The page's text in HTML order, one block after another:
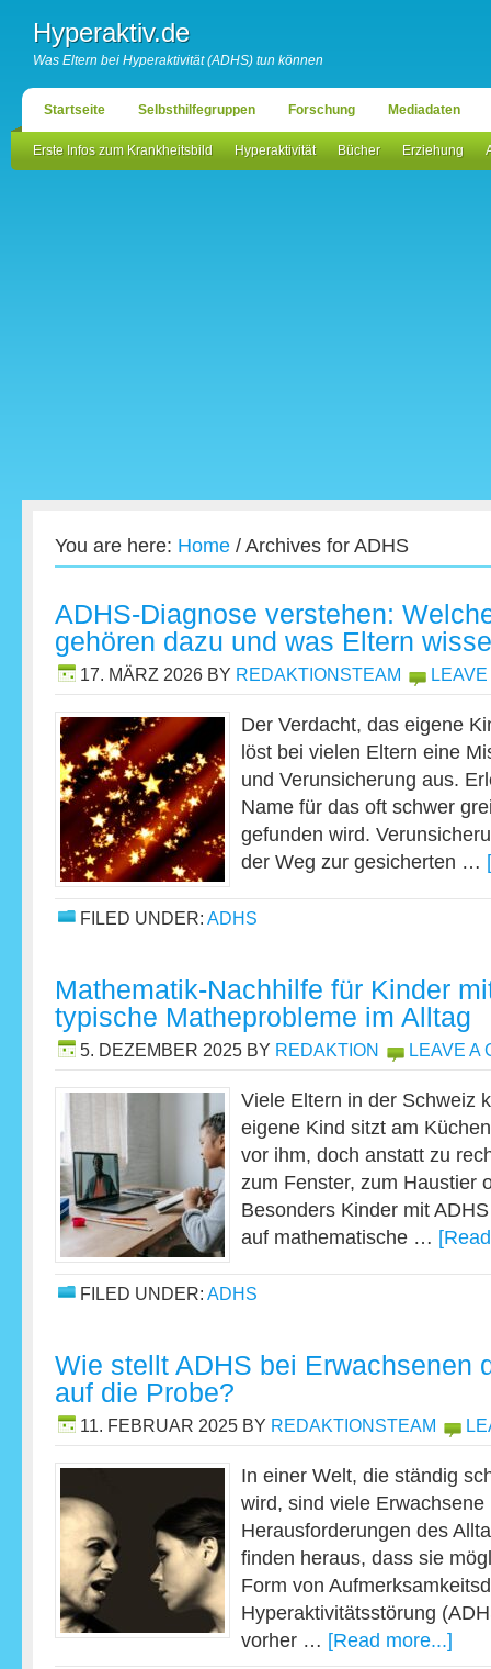
Hyperaktiv.de
Was Eltern bei Hyperaktivität (ADHS) tun können
Startseite Selbsthilfegruppen Forschung Mediadaten
Erste Infos zum Krankheitsbild Hyperaktivität Bücher Erziehung
You are here: Home / Archives for ADHS
ADHS-Diagnose verstehen:
gehören dazu und was Eltern
17. MÄRZ 2026 BY REDAKTIONSTEAM
Der Verdacht, das eigene
löst bei vielen Eltern eine
und Verunsicherung aus.
Name für das oft schwer
gefunden wird.
der Weg zur gesicherten …
FILED UNDER: ADHS
Mathematik-Nachhilfe für Kinder
typische Matheprobleme im Alltag
5. DEZEMBER 2025 BY REDAKTION LEAVE A
Viele Eltern in der Schweiz
eigene Kind sitzt am
vor ihm, doch anstatt zu
zum Fenster, zum Haustier
Besonders Kinder mit
auf mathematische …
FILED UNDER: ADHS
Wie stellt ADHS bei Erwachsenen
auf die Probe?
11. FEBRUAR 2025 BY REDAKTIONSTEAM
In einer Welt, die ständig
wird, sind viele Erwachsene
Herausforderungen des
finden heraus, dass sie
Form von
Hyperaktivitätsstörung
vorher … [Read more...]